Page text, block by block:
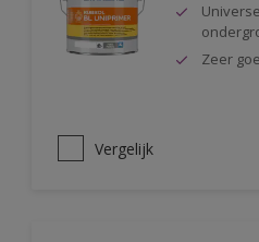
Zeer
Vergelijk